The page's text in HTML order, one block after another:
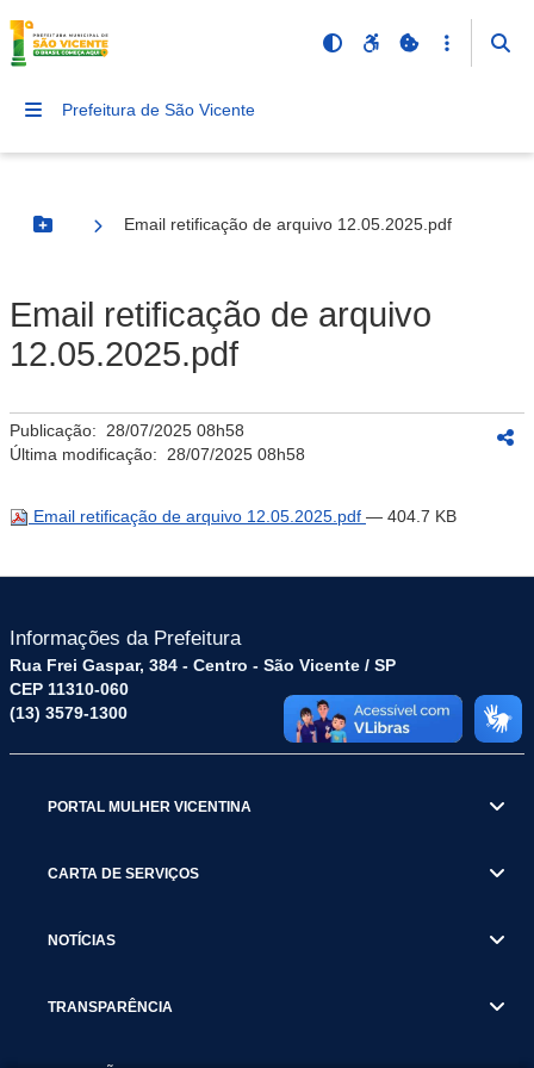
Prefeitura de São Vicente
Botão Menu
Email retificação de arquivo 12.05.2025.pdf
Email retificação de arquivo
12.05.2025.pdf
Publicação: 28/07/2025 08h58
Última modificação: 28/07/2025 08h58
Email retificação de arquivo 12.05.2025.pdf — 404.7 KB
Informações da Prefeitura
Rua Frei Gaspar, 384 - Centro - São Vicente / SP
CEP 11310-060
(13) 3579-1300
PORTAL MULHER VICENTINA
CARTA DE SERVIÇOS
NOTÍCIAS
TRANSPARÊNCIA